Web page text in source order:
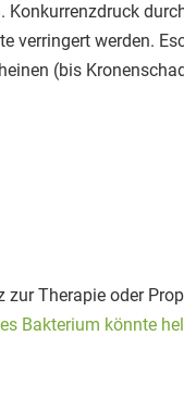
verringert werden.
(bis
Therapie oder
Bakterium könnte